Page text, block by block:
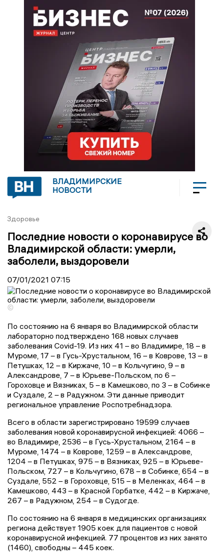
ВЛАДИМИРСКИЕ
НОВОСТИ
Здоровье
Последние новости о коронавирусе во
Владимирской области: умерли,
заболели, выздоровели
07/01/2021 07:15
©
По состоянию на 6 января во Владимирской области
лабораторно подтверждено 168 новых случаев
заболевания Covid-19. Из них 41 – во Владимире, 18 – в
Муроме, 17 – в Гусь-Хрустальном, 16 – в Коврове, 13 – в
Петушках, 12 – в Киржаче, 10 – в Кольчугино, 9 – в
Александрове, 7 – в Юрьеве-Польском, по 6 –
Гороховце и Вязниках, 5 – в Камешково, по 3 – в Собинке
и Суздале, 2 – в Радужном. Эти данные приводит
региональное управление Роспотребнадзора.
Всего в области зарегистрировано 19599 случаев
заболевания новой коронавирусной инфекцией: 4066 –
во Владимире, 2536 – в Гусь-Хрустальном, 2164 – в
Муроме, 1474 – в Коврове, 1259 – в Александрове,
1204 – в Петушках, 975 – в Вязниках, 925 – в Юрьеве-
Польском, 727 – в Кольчугино, 678 – в Собинке, 654 – в
Суздале, 552 – в Гороховце, 515 – в Меленках, 464 – в
Камешково, 443 – в Красной Горбатке, 442 – в Киржаче,
267 – в Радужном, 254 – в Судогде.
По состоянию на 6 января в медицинских организациях
региона действует 1905 коек для пациентов с новой
коронавирусной инфекцией. 77 процентов из них занято
(1460), свободны – 445 коек.